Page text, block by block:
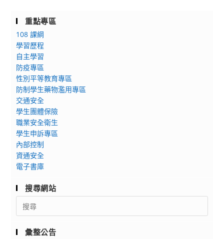
重點專區
108 課綱
學習歷程
自主學習
防疫專區
性別平等教育專區
防制學生藥物濫用專區
交通安全
學生團體保險
職業安全衛生
學生申訴專區
內部控制
資通安全
電子書庫
搜尋網站
Search
for:
彙整公告